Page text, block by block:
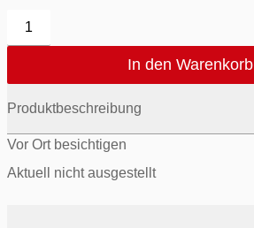
1
In den Warenkorb
Produktbeschreibung
Vor Ort besichtigen
Aktuell nicht ausgestellt